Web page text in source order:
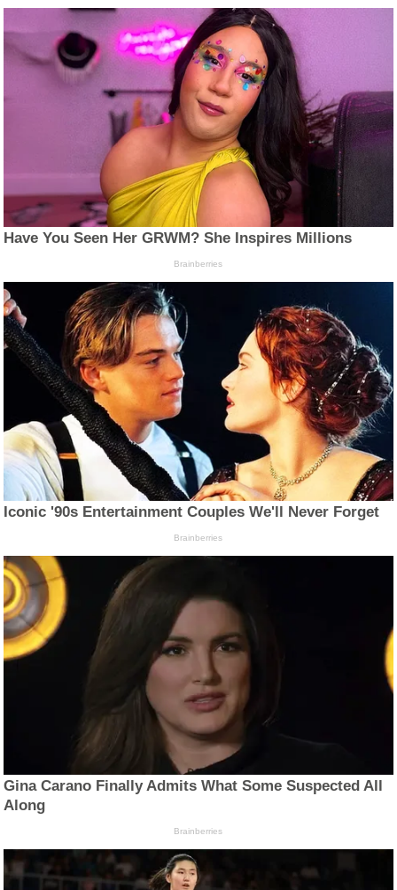
Have You Seen Her GRWM? She Inspires Millions
Brainberries
Iconic '90s Entertainment Couples We'll Never Forget
Brainberries
Gina Carano Finally Admits What Some Suspected All
Along
Brainberries